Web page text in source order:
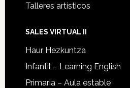
Talleres artísticos
SALES VIRTUAL II
Haur Hezkuntza
Infantil – Learning English
Primaria – Aula estable